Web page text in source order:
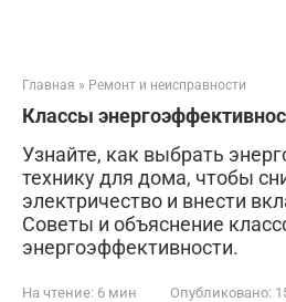
Главная » Ремонт и неисправности
Классы
Узнайте, как выбрать
технику для дома, чтобы
электричество и внести
Советы и объяснение
энергоэффективности.
На чтение: 6 мин Опубликовано: